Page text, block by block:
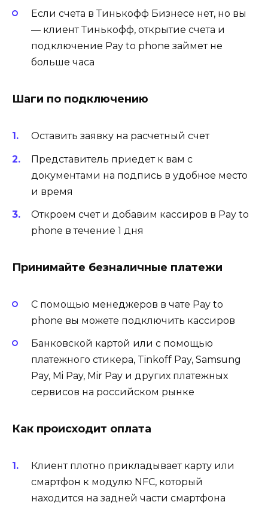
Если счета в Тинькофф Бизнесе нет, но вы
— клиент Тинькофф, открытие счета и
подключение Pay to phone займет не
больше часа
Шаги по подключению
Оставить заявку на расчетный счет
Представитель приедет к вам с
документами на подпись в удобное место
и время
Откроем счет и добавим кассиров в Pay to
phone в течение 1 дня
Принимайте безналичные платежи
С помощью менеджеров в чате Pay to
phone вы можете подключить кассиров
Банковской картой или с помощью
платежного стикера, Tinkoff Pay, Samsung
Pay, Mi Pay, Mir Pay и других платежных
сервисов на российском рынке
Как происходит оплата
Клиент плотно прикладывает карту или
смартфон к модулю NFC, который
находится на задней части смартфона